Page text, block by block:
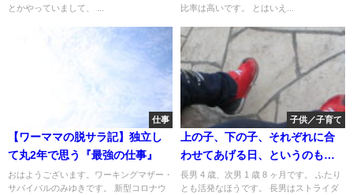
とかやっていまして、 ...
比率は高いです。 とはいえ...
仕事
【ワーママの脱サラ記】独立し
て丸2年で思う『最強の仕事』
おはようございます。ワーキングマザー・
サバイバルのみゆきです。 新型コロナウ
子供／子育て
上の子、下の子、それぞれに合
わせてあげる日、というのもい
いのかもしれない
長男 4 歳、次男 1 歳 8 ヶ月です。 ふたり
とも活発なほうです。 長男はストライダ